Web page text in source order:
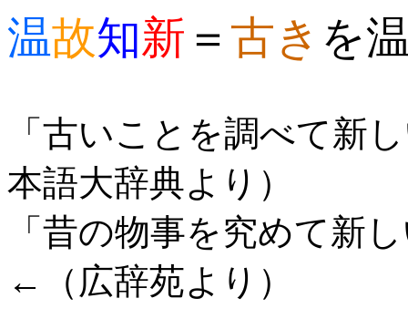
温故知新 ＝ 古き を
「古いことを調べて新
本語大辞典より）
「昔の物事を究めて新
←（広辞苑より）